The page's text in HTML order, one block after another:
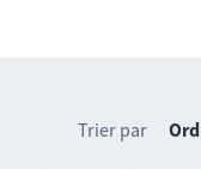
Trier par